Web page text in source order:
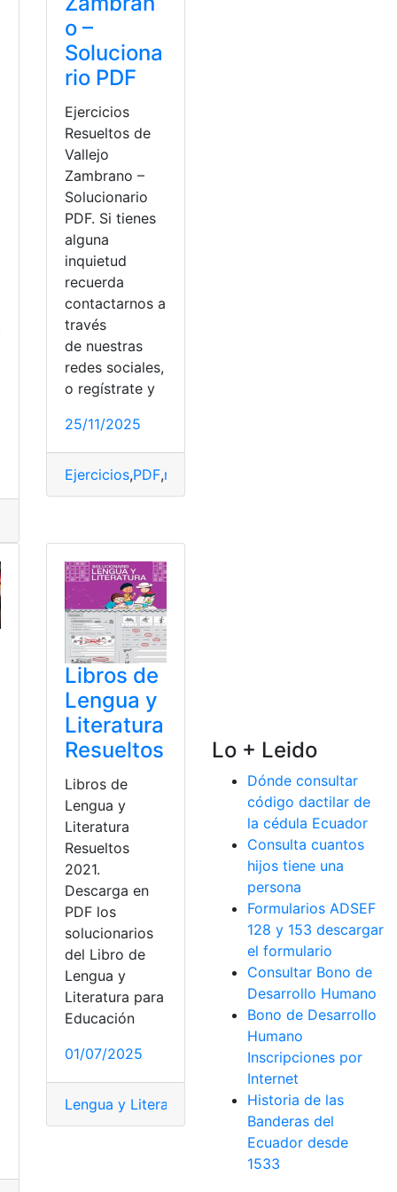
de Educación
o –
Soluciona
rio PDF
Ejercicios
Resueltos de
Vallejo
Zambrano –
Solucionario
PDF. Si tienes
alguna
inquietud
recuerda
contactarnos a
través
de nuestras
redes sociales,
o regístrate y
25/11/2025
Ejercicios,PDF,resuelto
Libros de
Lengua y
Literatura
Resueltos
Libros de
Lengua y
Literatura
Resueltos
2021.
Descarga en
PDF los
solucionarios
del Libro de
Lengua y
Literatura para
Educación
01/07/2025
Lengua y Literatura Libro, Mineduc,Ministerio de
Lo + Leido
Dónde consultar
código dactilar de
la cédula Ecuador
Consulta cuantos
hijos tiene una
persona
Formularios ADSEF
128 y 153 descargar
el formulario
Consultar Bono de
Desarrollo Humano
Bono de Desarrollo
Humano
Inscripciones por
Internet
Historia de las
Banderas del
Ecuador desde
1533